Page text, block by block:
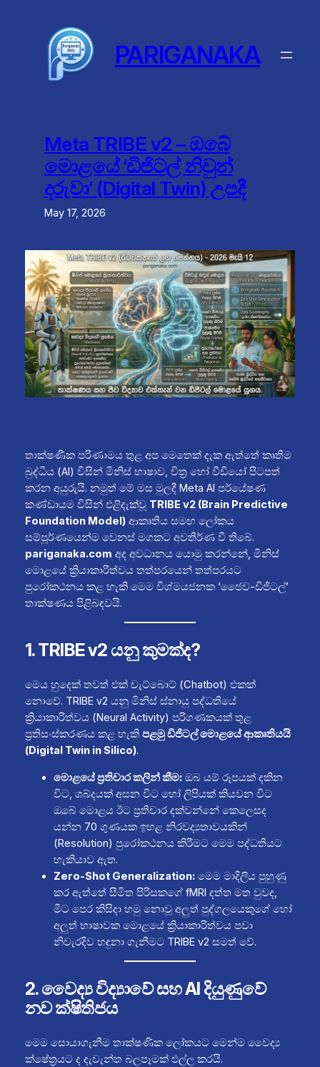
PARIGANAKA
Meta TRIBE v2 – ඔබේ
මොළයේ ‘ඩිජිටල් නිවුන්
දරුවා’ (Digital Twin) උපදී
May 17, 2026
තාක්ෂණික පරිණාමය තුළ අප මෙතෙක් දැක ඇත්තේ කෘතිම
බුද්ධිය (AI) විසින් මිනිස් භාෂාව, චිත්‍ර හෝ වීඩියෝ පිටපත්
කරන අයුරුයි. නමුත් මේ මස මුලදී Meta AI පර්යේෂණ
කණ්ඩායම විසින් එළිදැක්වූ TRIBE v2 (Brain Predictive
Foundation Model)ආකෘතිය සමඟ ලෝකය
සම්පූර්ණයෙන්ම වෙනස් මගකට අවතීර්ණ වී තිබේ.
pariganaka.com අද අවධානය යොමු කරන්නේ, මිනිස්
මොළයේ ක්‍රියාකාරිත්වය තත්පරයෙන් තත්පරයට
පුරෝකථනය කළ හැකි මෙම විශ්මයජනක ‘ජෛව-ඩිජිටල්’
තාක්ෂණය පිළිබඳවයි.
1. TRIBE v2 යනු කුමක්ද?
මෙය හුදෙක් තවත් එක් චැට්බොට් (Chatbot) එකක්
නොවේ. TRIBE v2 යනු මිනිස් ස්නායු පද්ධතියේ
ක්‍රියාකාරිත්වය (Neural Activity) පරිගණකයක් තුළ
ප්‍රතිසංස්කරණය කළ හැකි පළමු ඩිජිටල් මොළයේ ආකෘතියයි
(Digital Twin in Silico).
මොළයේ ප්‍රතිචාර කලින් කීම:ඔබ යම් රූපයක් දකින
විට, ශබ්දයක් අසන විට හෝ ලිපියක් කියවන විට
ඔබේ මොළය ඊට ප්‍රතිචාර දක්වන්නේ කෙලෙසද
යන්න 70 ගුණයක ඉහළ නිරවද්‍යතාවයකින්
(Resolution) පුරෝකථනය කිරීමට මෙම පද්ධතියට
හැකියාව ඇත.
Zero-Shot Generalization:මෙම මාදිලිය පුහුණු
කර ඇත්තේ සීමිත පිරිසකගේ fMRI දත්ත මත වුවද,
මීට පෙර කිසිදා හමු නොවූ අලුත් පුද්ගලයෙකුගේ හෝ
අලුත් භාෂාවක මොළයේ ක්‍රියාකාරිත්වය පවා
නිවැරදිව හඳුනා ගැනීමට TRIBE v2 සමත් වේ.
2. වෛද්‍ය විද්‍යාවේ සහ AI දියුණුවේ
නව ක්ෂිතිජය
මෙම සොයාගැනීම තාක්ෂණික ලෝකයට මෙන්ම වෛද්‍ය
ක්ෂේත්‍රයට ද දැවැන්ත බලපෑමක් එල්ල කරයි.